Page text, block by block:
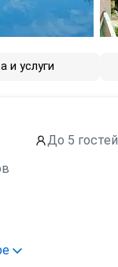
и услуги
До 5 гостей